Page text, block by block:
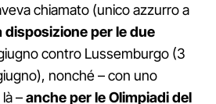
chiamato (unico azzurro a
disposizione per le due
contro Lussemburgo (3
nonché – con uno
–anche per le Olimpiadi del